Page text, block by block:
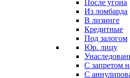
После угона
Из ломбарда
В лизинге
Кредитные
Под залогом
Юр. лицу
С запретом
С